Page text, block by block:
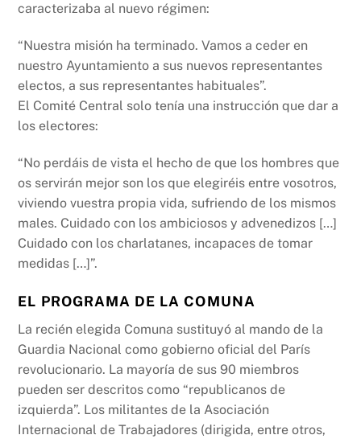
caracterizaba al nuevo régimen:
“Nuestra misión ha terminado. Vamos a ceder en
nuestro Ayuntamiento a sus nuevos representantes
electos, a sus representantes habituales”.
El Comité Central solo tenía una instrucción que dar a
los electores:
“No perdáis de vista el hecho de que los hombres que
os servirán mejor son los que elegiréis entre vosotros,
viviendo vuestra propia vida, sufriendo de los mismos
males. Cuidado con los ambiciosos y advenedizos […]
Cuidado con los charlatanes, incapaces de tomar
medidas […]”.
EL PROGRAMA DE LA COMUNA
La recién elegida Comuna sustituyó al mando de la
Guardia Nacional como gobierno oficial del París
revolucionario. La mayoría de sus 90 miembros
pueden ser descritos como “republicanos de
izquierda”. Los militantes de la Asociación
Internacional de Trabajadores (dirigida, entre otros,